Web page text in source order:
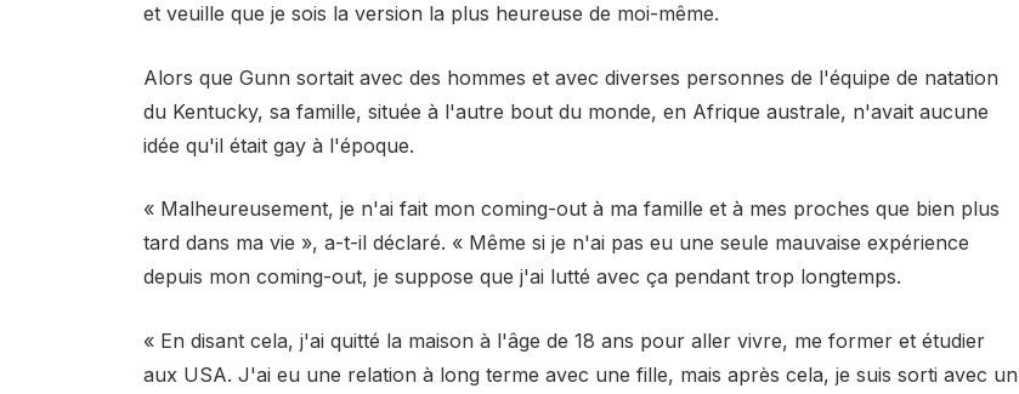
et veuille que je sois la version la plus heureuse de moi-même.
Alors que Gunn sortait avec des hommes et avec diverses personnes de l'équipe de natation
du Kentucky, sa famille, située à l'autre bout du monde, en Afrique australe, n'avait aucune
idée qu'il était gay à l'époque.
« Malheureusement, je n'ai fait mon coming-out à ma famille et à mes proches que bien plus
tard dans ma vie », a-t-il déclaré. « Même si je n'ai pas eu une seule mauvaise expérience
depuis mon coming-out, je suppose que j'ai lutté avec ça pendant trop longtemps.
« En disant cela, j'ai quitté la maison à l'âge de 18 ans pour aller vivre, me former et étudier
aux USA. J'ai eu une relation à long terme avec une fille, mais après cela, je suis sorti avec un